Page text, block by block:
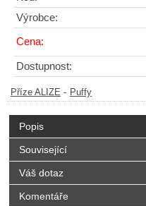
Výrobce:
Cena:
Dostupnost:
Příze ALIZE - Puffy
Popis
Související
Váš dotaz
Komentáře